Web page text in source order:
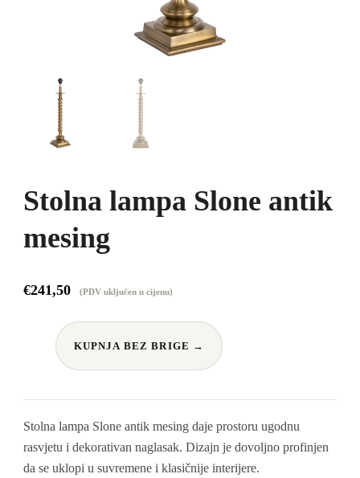
Stolna lampa Slone antik
mesing
€241,50 (PDV uključen u cijenu)
KUPNJA BEZ BRIGE →
Stolna lampa Slone antik mesing daje prostoru ugodnu
rasvjetu i dekorativan naglasak. Dizajn je dovoljno profinjen
da se uklopi u suvremene i klasičnije interijere.